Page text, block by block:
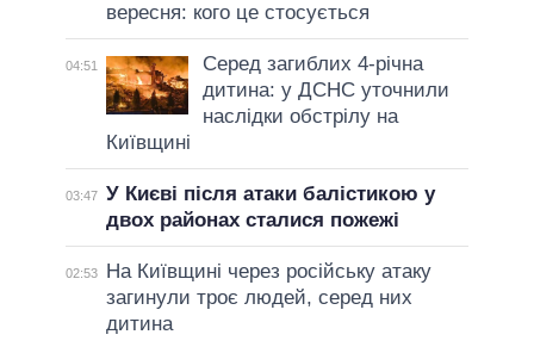
вересня: кого це стосується
04:51
Серед загиблих 4-річна
дитина: у ДСНС уточнили
наслідки обстрілу на
Київщині
03:47 У Києві після атаки балістикою у
двох районах сталися пожежі
02:53
На Київщині через російську атаку
загинули троє людей, серед них
дитина